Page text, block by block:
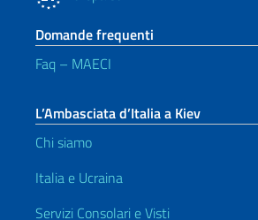
Domande frequenti
Faq – MAECI
L’Ambasciata d’Italia a Kiev
Chi siamo
Italia e Ucraina
Servizi Consolari e Visti